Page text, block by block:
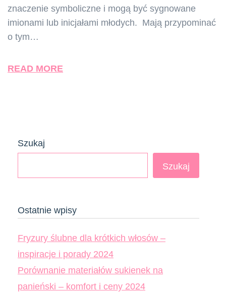
znaczenie symboliczne i mogą być sygnowane
imionami lub inicjałami młodych. Mają przypominać
o tym…
READ MORE
Szukaj
Szukaj
Ostatnie wpisy
Fryzury ślubne dla krótkich włosów –
inspiracje i porady 2024
Porównanie materiałów sukienek na
panieński – komfort i ceny 2024